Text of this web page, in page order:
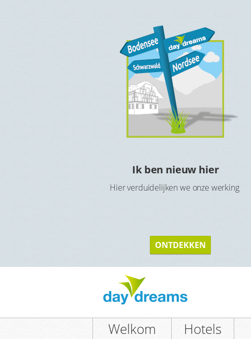
Ik ben nieuw hier
Hier verduidelijken we onze werking
ONTDEKKEN
Welkom Hotels